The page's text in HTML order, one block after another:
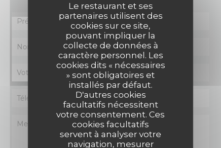
Le restaurant et ses
partenaires utilisent des
cookies sur ce site,
pouvant impliquer la
collecte de données à
caractère personnel. Les
cookies dits « nécessaires
» sont obligatoires et
installés par défaut.
D'autres cookies
facultatifs nécessitent
votre consentement. Ces
cookies facultatifs
servent à analyser votre
navigation, mesurer